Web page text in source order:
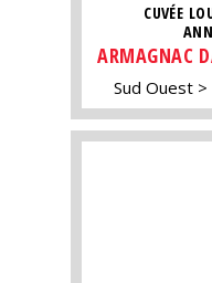
CUVÉE
ARMAGNAC
Sud Ouest